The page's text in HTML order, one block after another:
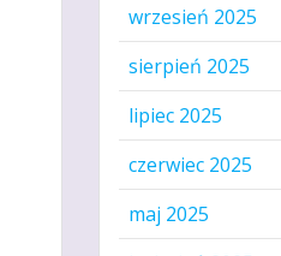
wrzesień 2025
sierpień 2025
lipiec 2025
czerwiec 2025
maj 2025